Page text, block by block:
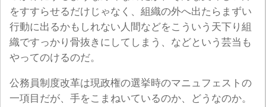
をすすらせるだけじゃなく、組織の外へ出たらまずい
行動に出るかもしれない人間などをこういう天下り組
織ですっかり骨抜きにしてしまう、などという芸当も
やってのけるのだ。
公務員制度改革は現政権の選挙時のマニュフェストの
一項目だが、手をこまねいているのか、どうなのか。